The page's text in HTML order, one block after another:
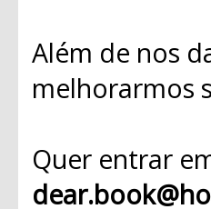
Além de nos
melhorarmos
Quer entrar